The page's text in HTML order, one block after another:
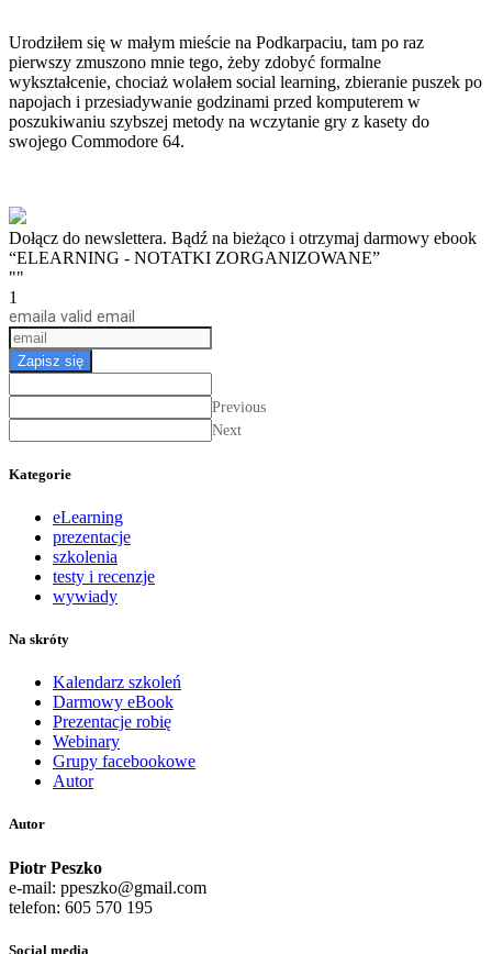
Urodziłem się w małym mieście na Podkarpaciu, tam po raz
pierwszy zmuszono mnie tego, żeby zdobyć formalne
wykształcenie, chociaż wolałem social learning, zbieranie puszek po
napojach i przesiadywanie godzinami przed komputerem w
poszukiwaniu szybszej metody na wczytanie gry z kasety do
swojego Commodore 64.
Dołącz do newslettera. Bądź na bieżąco i otrzymaj darmowy ebook
“ELEARNING - NOTATKI ZORGANIZOWANE”
""
1
email a valid email
Zapisz się
Previous
Next
Kategorie
eLearning
prezentacje
szkolenia
testy i recenzje
wywiady
Na skróty
Kalendarz szkoleń
Darmowy eBook
Prezentacje robię
Webinary
Grupy facebookowe
Autor
Autor
Piotr Peszko
e-mail: ppeszko@gmail.com
telefon: 605 570 195
Social media